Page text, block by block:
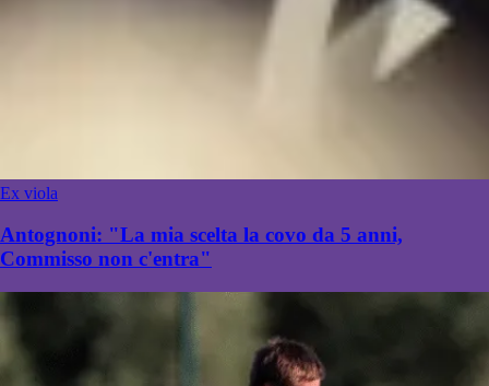
Ex viola
Antognoni: "La mia scelta la covo da 5 anni,
Commisso non c'entra"